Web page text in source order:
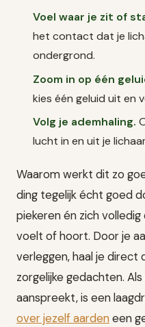
Voel waar je zit of
het contact dat je
ondergrond.
Zoom in op één
kies één geluid uit en
Volg je ademhaling.
lucht in en uit je
Waarom werkt dit zo
ding tegelijk écht goed
piekeren én zich
voelt of hoort. Door je
verleggen, haal je direct
zorgelijke gedachten.
aanspreekt, is een
over jezelf aardeneen